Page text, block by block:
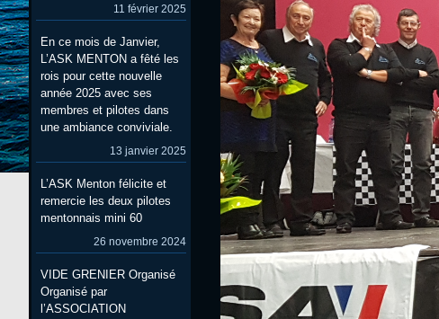
11 février 2025
En ce mois de Janvier,
L’ASK MENTON a fêté les
rois pour cette nouvelle
année 2025 avec ses
membres et pilotes dans
une ambiance conviviale.
13 janvier 2025
L’ASK Menton félicite et
remercie les deux pilotes
mentonnais mini 60
26 novembre 2024
VIDE GRENIER Organisé
Organisé par
l’ASSOCIATION